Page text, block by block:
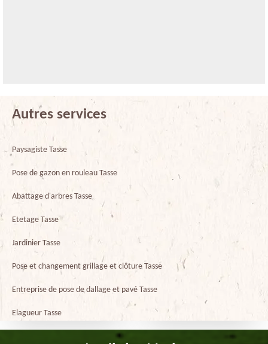
Autres services
Paysagiste Tasse
Pose de gazon en rouleau Tasse
Abattage d'arbres Tasse
Etetage Tasse
Jardinier Tasse
Pose et changement grillage et clôture Tasse
Entreprise de pose de dallage et pavé Tasse
Elagueur Tasse